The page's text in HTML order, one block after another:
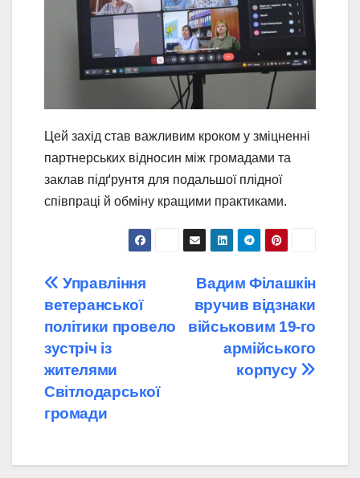
Цей захід став важливим кроком у зміцненні
партнерських відносин між громадами та
заклав підґрунтя для подальшої плідної
співпраці й обміну кращими практиками.
Навігація
записів
Вадим Філашкін
вручив відзнаки
військовим 19-го
армійського
корпусу
Управління
ветеранської
політики провело
зустріч із
жителями
Світлодарської
громади